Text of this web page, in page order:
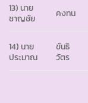
13) นาย
ชาญชัย
คงทน
14) นาย
ประมาณ
ขันธิ
วัตร